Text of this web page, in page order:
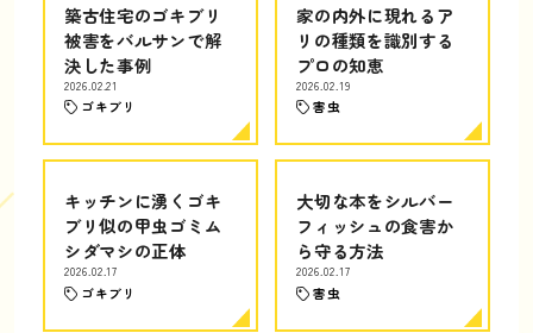
築古住宅のゴキブリ
被害をバルサンで解
決した事例
2026.02.21
ゴキブリ
家の内外に現れるア
リの種類を識別する
プロの知恵
2026.02.19
害虫
キッチンに湧くゴキ
ブリ似の甲虫ゴミム
シダマシの正体
2026.02.17
ゴキブリ
大切な本をシルバー
フィッシュの食害か
ら守る方法
2026.02.17
害虫